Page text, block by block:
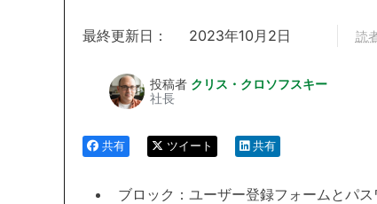
最終更新日： 2023年10月2日 読
投稿者 クリス・クロソフスキー
社長
共有 ツイート 共有
ブロック：ユーザー登録フォームとパ